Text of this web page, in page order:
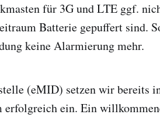
für 3G und LTE ggf.
Batterie gepuffert sind.
keine Alarmierung mehr.
(eMID) setzen wir bereits
ein. Ein